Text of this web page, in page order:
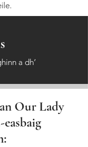
a dh’
Our Lady